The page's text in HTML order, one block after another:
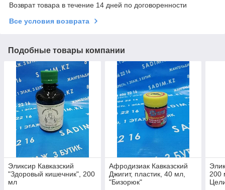
Возврат товара в течение 14 дней по договоренности
Все условия возврата
Подобные товары компании
Эликсир Кавказский
"Здоровый кишечник", 200
мл
Афродизиак Кавказский
Джигит, пластик, 40 мл,
"Бизорюк"
200